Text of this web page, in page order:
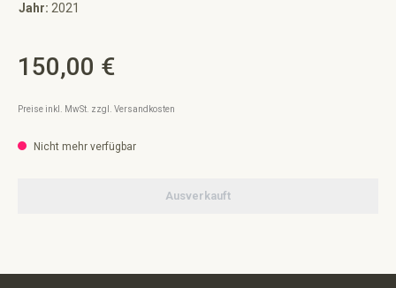
Jahr: 2021
Regulärer Preis:
150,00 €
Preise inkl. MwSt. zzgl. Versandkosten
Nicht mehr verfügbar
Ausverkauft